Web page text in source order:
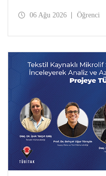
Temmuz tarihlerinde
06 Ağu 2026 Öğrenci